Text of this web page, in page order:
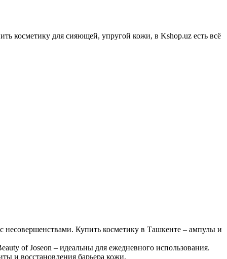
косметику для сияющей, упругой кожи, в Kshop.uz есть всё
Купить косметику в Ташкенте – ампулы и
of Joseon – идеальны для ежедневного использования.
и восстановления барьера кожи.